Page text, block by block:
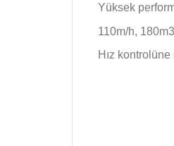
Yüksek
110m/h,
Hız